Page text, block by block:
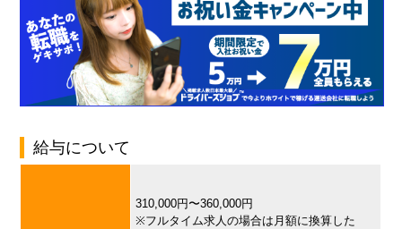
給与について
310,000円〜360,000円
※フルタイム求人の場合は月額に換算した